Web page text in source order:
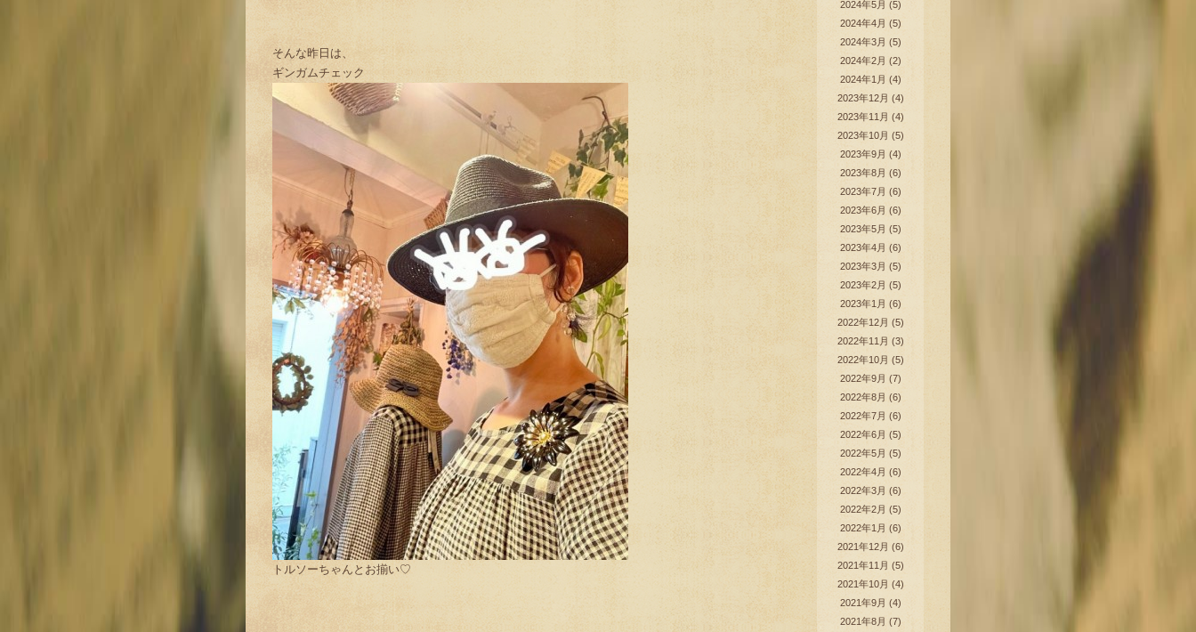
そんな昨日は、
ギンガムチェック
トルソーちゃんとお揃い♡
2024年5月 (5)
2024年4月 (5)
2024年3月 (5)
2024年2月 (2)
2024年1月 (4)
2023年12月 (4)
2023年11月 (4)
2023年10月 (5)
2023年9月 (4)
2023年8月 (6)
2023年7月 (6)
2023年6月 (6)
2023年5月 (5)
2023年4月 (6)
2023年3月 (5)
2023年2月 (5)
2023年1月 (6)
2022年12月 (5)
2022年11月 (3)
2022年10月 (5)
2022年9月 (7)
2022年8月 (6)
2022年7月 (6)
2022年6月 (5)
2022年5月 (5)
2022年4月 (6)
2022年3月 (6)
2022年2月 (5)
2022年1月 (6)
2021年12月 (6)
2021年11月 (5)
2021年10月 (4)
2021年9月 (4)
2021年8月 (7)